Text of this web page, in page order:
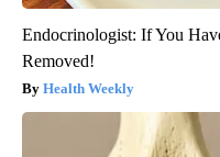
Endocrinologist: If You
Removed!
Health Weekly